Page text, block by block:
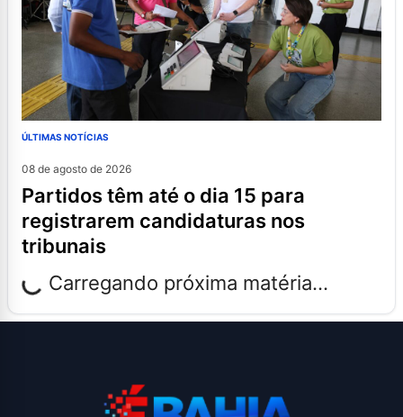
ÚLTIMAS NOTÍCIAS
08 de agosto de 2026
partidos têm até o dia 15 para
registrarem candidaturas nos
tribunais
Carregando próxima matéria...